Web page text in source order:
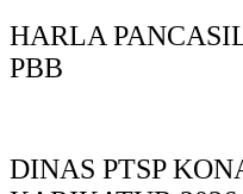
HARLA
PBB
DINAS PTSP